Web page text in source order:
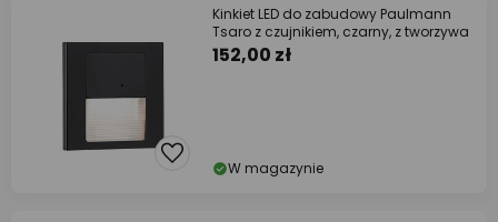
Kinkiet LED do zabudowy Paulmann
Tsaro z czujnikiem, czarny, z tworzywa
152,00 zł
W magazynie